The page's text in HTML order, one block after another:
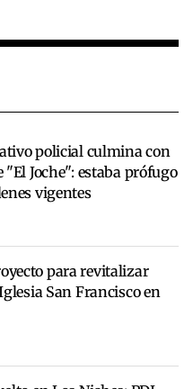
policial culmina con
"El Joche": estaba prófugo
vigentes
para revitalizar
San Francisco en